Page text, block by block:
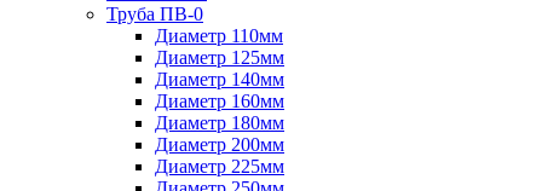
Труба ПВ-0
Диаметр 110мм
Диаметр 125мм
Диаметр 140мм
Диаметр 160мм
Диаметр 180мм
Диаметр 200мм
Диаметр 225мм